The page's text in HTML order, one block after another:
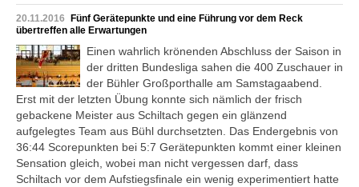
20.11.2016
Fünf Gerätepunkte und eine Führung vor dem Reck
übertreffen alle Erwartungen
Einen wahrlich krönenden Abschluss der Saison in
der dritten Bundesliga sahen die 400 Zuschauer in
der Bühler Großporthalle am Samstagaabend.
Erst mit der letzten Übung konnte sich nämlich der frisch
gebackene Meister aus Schiltach gegen ein glänzend
aufgelegtes Team aus Bühl durchsetzten. Das Endergebnis von
36:44 Scorepunkten bei 5:7 Gerätepunkten kommt einer kleinen
Sensation gleich, wobei man nicht vergessen darf, dass
Schiltach vor dem Aufstiegsfinale ein wenig experimentiert hatte